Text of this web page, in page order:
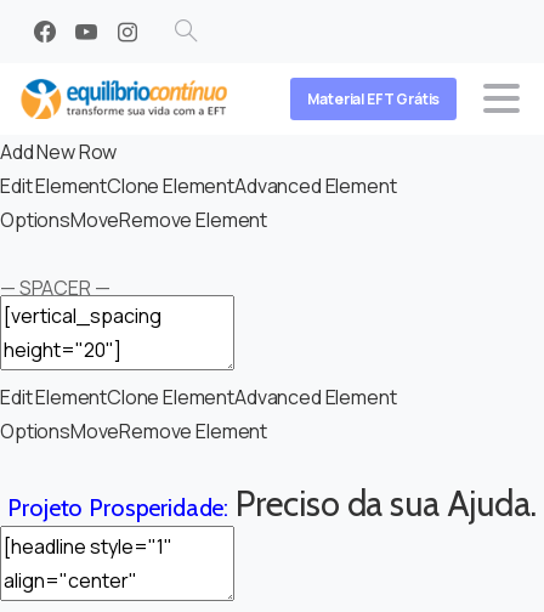
Search
Material EFT Grátis
Add New Row
Edit ElementClone ElementAdvanced Element
OptionsMoveRemove Element
— SPACER —
Edit ElementClone ElementAdvanced Element
OptionsMoveRemove Element
Projeto Prosperidade: Preciso da sua Ajuda.